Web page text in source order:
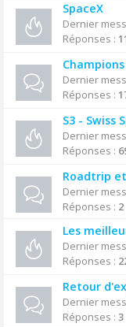
SpaceX
Dernier
Réponses :
Dernier
Réponses :
S3 - Swiss
Dernier
Réponses :
Roadtrip
Dernier
Réponses : 2
Les
Dernier
Réponses :
Retour
Dernier
Réponses : 3